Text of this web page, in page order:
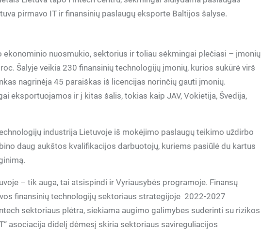
pirmavo IT ir finansinių paslaugų eksporte Baltijos šalyse.
ekonominio nuosmukio, sektorius ir toliau sėkmingai plečiasi – įmonių
Šalyje veikia 230 finansinių technologijų įmonių, kurios sukūrė virš
nagrinėja 45 paraiškas iš licencijas norinčių gauti įmonių.
eksportuojamos ir į kitas šalis, tokias kaip JAV, Vokietija, Švedija,
industrija Lietuvoje iš mokėjimo paslaugų teikimo uždirbo
daug aukštos kvalifikacijos darbuotojų, kuriems pasiūlė du kartus
– tik auga, tai atsispindi ir Vyriausybės programoje. Finansų
finansinių technologijų sektoriaus strategijoje 2022-2027
sektoriaus plėtra, siekiama augimo galimybes suderinti su rizikos
asociacija didelį dėmesį skiria sektoriaus savireguliacijos